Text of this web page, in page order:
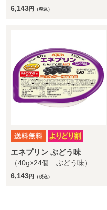
6,143円 （税込）
エネプリン ぶどう味
（40g×24個 ぶどう味）
6,143円 （税込）